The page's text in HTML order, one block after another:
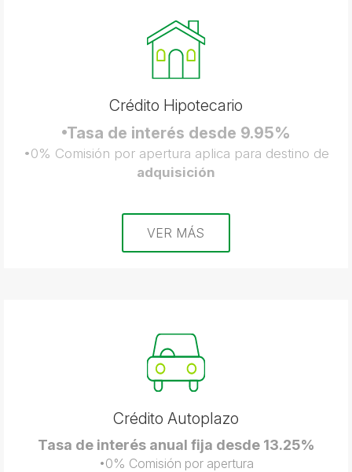
Crédito Hipotecario
•Tasa de interés desde 9.95%
•0% Comisión por apertura aplica para destino de
adquisición
VER MÁS
Crédito Autoplazo
Tasa de interés anual fija desde 13.25%
•0% Comisión por apertura